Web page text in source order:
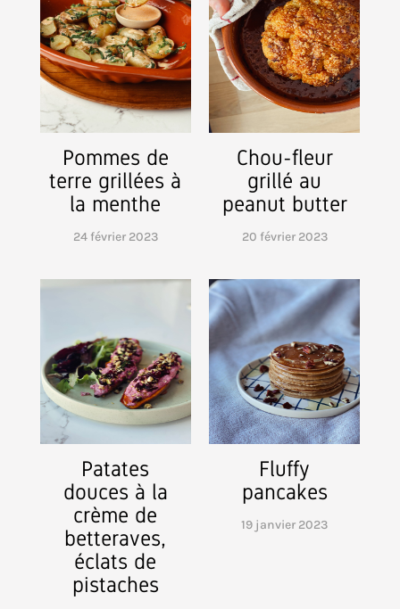
Pommes de
terre grillées à
la menthe
24 février 2023
Chou-fleur
grillé au
peanut butter
20 février 2023
Patates
douces à la
crème de
betteraves,
éclats de
pistaches
Fluffy
pancakes
19 janvier 2023